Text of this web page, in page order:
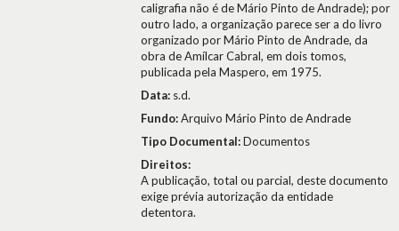
caligrafia não é de Mário Pinto de Andrade); por
outro lado, a organização parece ser a do livro
organizado por Mário Pinto de Andrade, da
obra de Amílcar Cabral, em dois tomos,
publicada pela Maspero, em 1975.
Data: s.d.
Fundo:Arquivo Mário Pinto de Andrade
Tipo Documental:Documentos
Direitos:
A publicação, total ou parcial, deste documento
exige prévia autorização da entidade
detentora.